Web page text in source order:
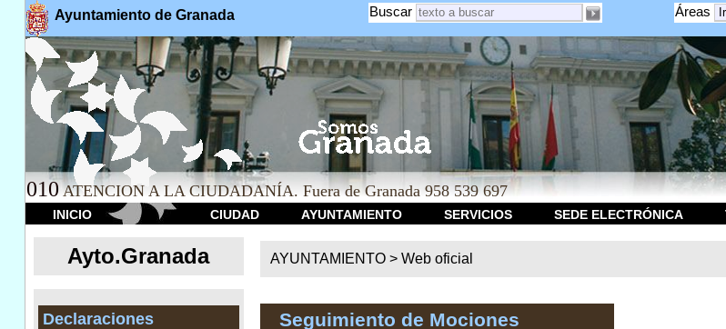
Ayuntamiento de Granada Áreas
Buscar
010 ATENCION A LA CIUDADANÍA. Fuera de Granada 958 539 697
INICIO CIUDAD AYUNTAMIENTO SERVICIOS SEDE ELECTRÓNICA
Ayto.Granada
Declaraciones
AYUNTAMIENTO > Web oficial
Seguimiento de Mociones